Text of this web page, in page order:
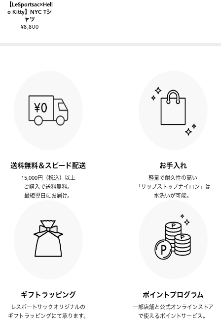
【LeSportsac×Hell
o Kitty】NYC Tシ
ャツ
¥8,800
送料無料＆スピード配送
15,000円（税込）以上
ご購入で送料無料。
最短翌日にお届け。
お手入れ
軽量で耐久性の高い
「リップストップナイロン」は
水洗いが可能。
ギフトラッピング
レスポートサックオリジナルの
ギフトラッピングにて承ります。
ポイントプログラム
一部店舗と公式オンラインストア
で使えるポイントサービス。